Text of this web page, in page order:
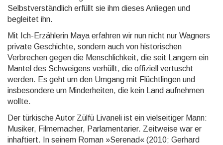
Selbstverständlich erfüllt sie ihm dieses Anliegen und
begleitet ihn.
Mit Ich-Erzählerin Maya erfahren wir nun nicht nur Wagners
private Geschichte, sondern auch von histori­schen
Verbrechen gegen die Menschlichkeit, die seit Langem ein
Mantel des Schweigens verhüllt, die offi­ziell vertuscht
werden. Es geht um den Umgang mit Flüchtlingen und
insbesondere um Minderheiten, die kein Land aufnehmen
wollte.
Der türkische Autor Zülfü Livaneli ist ein vielseitiger Mann:
Musiker, Filmemacher, Parlamentarier. Zeit­weise war er
inhaftiert. In seinem Roman »Serenad« (2010; Gerhard